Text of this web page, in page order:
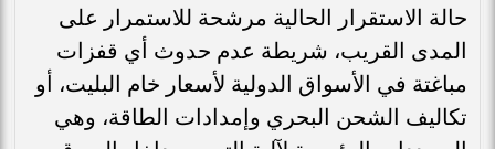
حالة الاستقرار الحالية مرشحة للاستمرار على
المدى القريب، شريطة عدم حدوث أي قفزات
مباغتة في الأسواق الدولية لأسعار خام البليت، أو
تكاليف الشحن البحري وإمدادات الطاقة، وهي